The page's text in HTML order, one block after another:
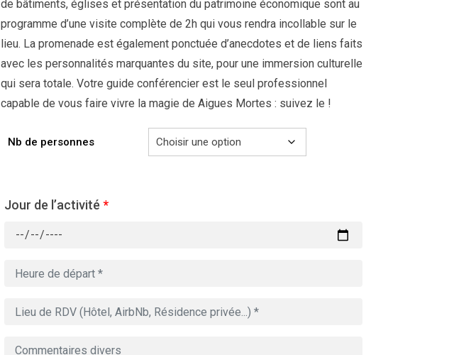
de bâtiments, églises et présentation du patrimoine économique sont au
programme d’une visite complète de 2h qui vous rendra incollable sur le
lieu. La promenade est également ponctuée d’anecdotes et de liens faits
avec les personnalités marquantes du site, pour une immersion culturelle
qui sera totale. Votre guide conférencier est le seul professionnel
capable de vous faire vivre la magie de Aigues Mortes : suivez le !
Nb de personnes
Jour de l’activité *